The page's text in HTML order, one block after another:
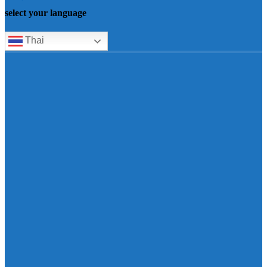
select your language
Thai